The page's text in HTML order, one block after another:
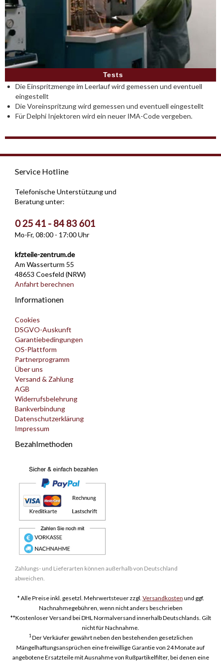
Tests
Die Einspritzmenge im Leerlauf wird gemessen und eventuell
eingestellt
Die Voreinspritzung wird gemessen und eventuell eingestellt
Für Delphi Injektoren wird ein neuer IMA-Code vergeben.
Service Hotline
Telefonische Unterstützung und
Beratung unter:
0 25 41 - 84 83 601
Mo-Fr, 08:00 - 17:00 Uhr
kfzteile-zentrum.de
Am Wasserturm 55
48653 Coesfeld (NRW)
Anfahrt berechnen
Informationen
Cookies
DSGVO-Auskunft
Garantiebedingungen
OS-Plattform
Partnerprogramm
Über uns
Versand & Zahlung
AGB
Widerrufsbelehrung
Bankverbindung
Datenschutzerklärung
Impressum
Bezahlmethoden
Zahlungs- und Lieferarten können außerhalb von Deutschland
abweichen.
* Alle Preise inkl. gesetzl. Mehrwertsteuer zzgl. Versandkosten und ggf.
Nachnahmegebühren, wenn nicht anders beschrieben
**Kostenloser Versand bei DHL Normalversand innerhalb Deutschlands. Gilt
nicht für Nachnahme.
1Der Verkäufer gewährt neben den bestehenden gesetzlichen
Mängelhaftungsansprüchen eine freiwillige Garantie von 24 Monate auf
angebotene Ersatzteile mit Ausnahme von Rußpartikelfilter, bei denen eine